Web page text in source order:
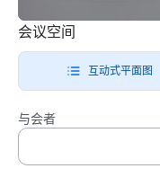
会议空间
互动式平面图
与会者